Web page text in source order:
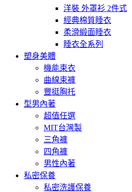
洋裝 外罩衫 2件式
經典棉質睡衣
柔滑緞面睡衣
睡衣全系列
塑身美體
機能束衣
曲線束褲
豐挺胸托
型男內著
超值任選
MIT台灣製
三角褲
四角褲
男性內著
私密保養
私密洗護保養